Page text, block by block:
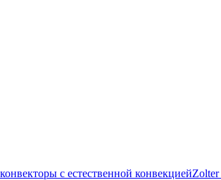
с естественной конвекцией